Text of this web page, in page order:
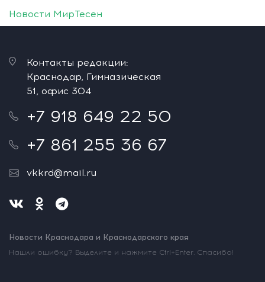
Новости МирТесен
Контакты редакции:
Краснодар, Гимназическая
51, офис 304
+7 918 649 22 50
+7 861 255 36 67
vkkrd@mail.ru
Новости Краснодара и Краснодарского края
Нашли ошибку? Выделите и нажмите Ctrl+Enter. Спасибо!